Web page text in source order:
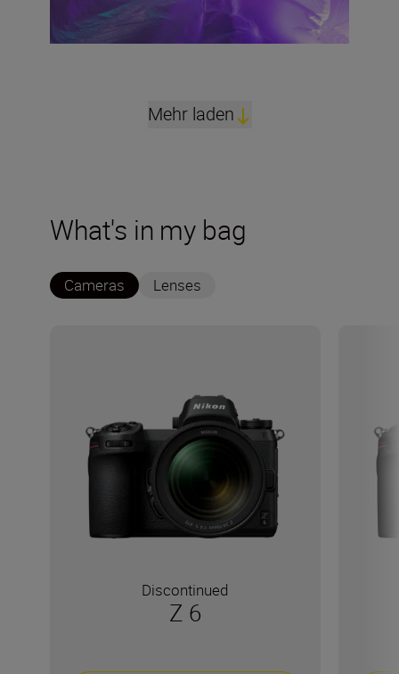
Mehr laden
What's in my bag
Cameras Lenses
Discontinued
Z 6